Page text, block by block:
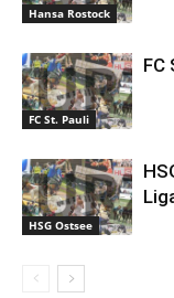
Hansa Rostock
FC St. Pauli
FC
HSG Ostsee